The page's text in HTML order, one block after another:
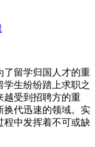
了留学归国人才的重
生纷纷踏上求职之
越受到招聘方的重
换代迅速的领域。实
程中发挥着不可或缺